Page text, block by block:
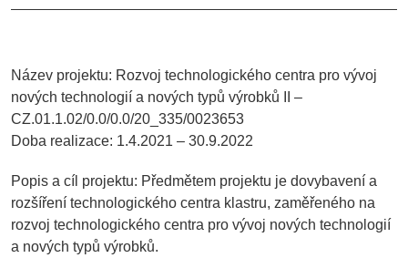
Název projektu: Rozvoj technologického centra pro vývoj
nových technologií a nových typů výrobků II –
CZ.01.1.02/0.0/0.0/20_335/0023653
Doba realizace: 1.4.2021 – 30.9.2022
Popis a cíl projektu: Předmětem projektu je dovybavení a
rozšíření technologického centra klastru, zaměřeného na
rozvoj technologického centra pro vývoj nových technologií
a nových typů výrobků.